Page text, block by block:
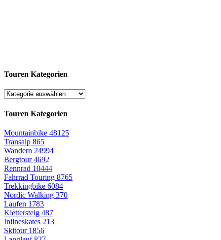
Touren Kategorien
Touren Kategorien
Mountainbike 48125
Transalp 865
Wandern 24994
Bergtour4692
Rennrad 10444
Fahrrad Touring 8765
Trekkingbike 6084
Nordic Walking 370
Laufen 1783
Klettersteig 487
Inlineskates 213
Skitour 1856